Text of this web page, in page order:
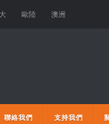
歐陸 澳洲
聯絡我們 支持我們